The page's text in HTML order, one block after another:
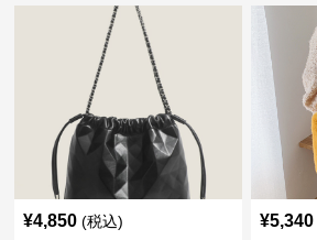
¥4,850 (税込) ¥5,340